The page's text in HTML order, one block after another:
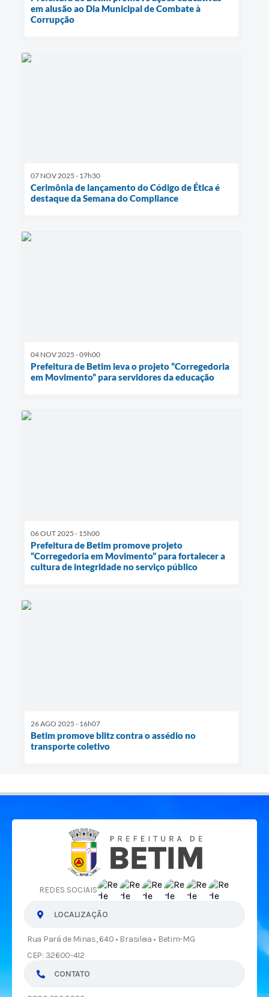
em alusão ao Dia Municipal de Combate à
Corrupção
07 NOV 2025 - 17h30
Cerimônia de lançamento do Código de Ética é
destaque da Semana do Compliance
04 NOV 2025 - 09h00
Prefeitura de Betim leva o projeto “Corregedoria
em Movimento” para servidores da educação
06 OUT 2025 - 15h00
Prefeitura de Betim promove projeto
“Corregedoria em Movimento” para fortalecer a
cultura de integridade no serviço público
26 AGO 2025 - 16h07
Betim promove blitz contra o assédio no
transporte coletivo
REDES SOCIAIS
LOCALIZAÇÃO
Rua Pará de Minas, 640 • Brasileia • Betim-MG
CEP: 32600-412
CONTATO